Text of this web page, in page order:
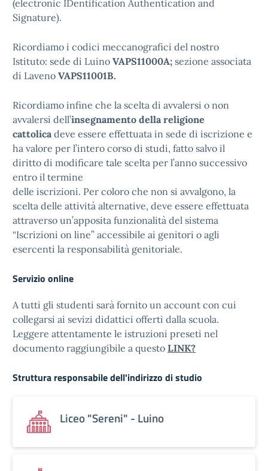
(electronic IDentification Authentication and
Signature).
Ricordiamo i codici meccanografici del nostro
Istituto: sede di Luino VAPS11000A; sezione associata
di Laveno VAPS11001B.
Ricordiamo infine che la scelta di avvalersi o non
avvalersi dell’insegnamento della religione
cattolicadeve essere effettuata in sede di iscrizione e
ha valore per l’intero corso di studi, fatto salvo il
diritto di modificare tale scelta per l’anno successivo
entro il termine
delle iscrizioni. Per coloro che non si avvalgono, la
scelta delle attività alternative, deve essere effettuata
attraverso un’apposita funzionalità del sistema
“Iscrizioni on line” accessibile ai genitori o agli
esercenti la responsabilità genitoriale.
Servizio online
A tutti gli studenti sarà fornito un account con cui
collegarsi ai sevizi didattici offerti dalla scuola.
Leggere attentamente le istruzioni preseti nel
documento raggiungibile a questo LINK?
Struttura responsabile dell'indirizzo di studio
Liceo "Sereni" - Luino